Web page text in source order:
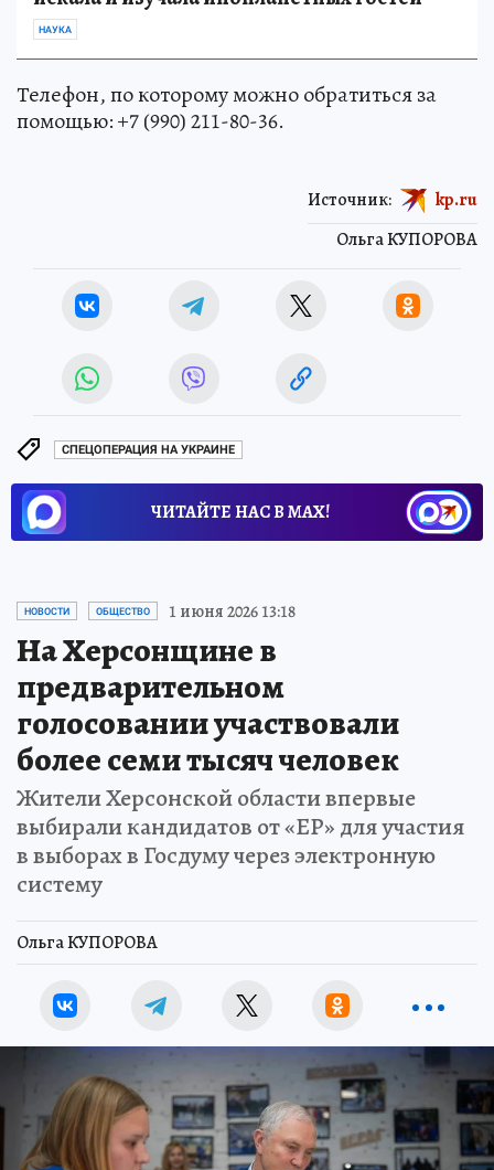
НАУКА
Телефон, по которому можно обратиться за
помощью: +7 (990) 211-80-36.
Ольга КУПОРОВА
Источник: kp.ru
СПЕЦОПЕРАЦИЯ НА УКРАИНЕ
ЧИТАЙТЕ НАС В МАХ!
НОВОСТИ ОБЩЕСТВО 1 июня 2026 13:18
На Херсонщине в
предварительном
голосовании участвовали
более семи тысяч человек
Жители Херсонской области впервые
выбирали кандидатов от «ЕР» для участия
в выборах в Госдуму через электронную
систему
Ольга КУПОРОВА